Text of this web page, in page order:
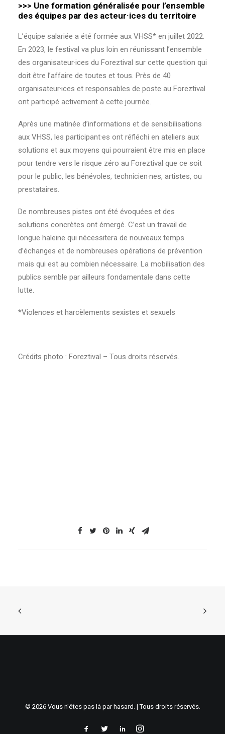
>>> Une formation généralisée pour l’ensemble
des équipes par des acteur·ices du territoire
L’équipe salariée a été formée aux VHSS* en juillet 2022.
En 2023, le festival va plus loin en réunissant l’ensemble
des organisateur·ices du Foreztival sur cette question qui
doit être l’affaire de toutes et tous. Près de 40
organisateur·ices et responsables de poste au Foreztival
ont participé activement à cette journée.
Après une matinée d’informations et de sensibilisations
aux VHSS, les participant·es ont réfléchi en ateliers aux
solutions et aux moyens qui pourraient être mis en place
pour tendre vers le risque zéro au Foreztival que ce soit
pour le public, les bénévoles, technicien·nes, artistes, ou
prestataires.
De nombreuses pistes ont été évoquées et des
solutions concrètes ont émergé. C’est un travail de
longue haleine qui nécessitera de nouveaux temps
d’échanges et de nombreuses opérations de prévention
mais qui est au combien nécessaire. La mobilisation des
publics semble par ailleurs fondamentale dans cette
lutte.
*Violences et harcèlements sexistes et sexuels
Crédits photo : Foreztival – Tous droits réservés.
© 2026 Vous n'êtes pas là par hasard. | Tous droits réservés.